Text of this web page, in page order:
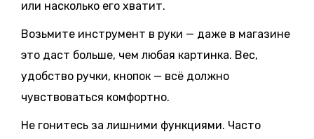
или насколько его хватит.
Возьмите инструмент в руки — даже в магазине
это даст больше, чем любая картинка. Вес,
удобство ручки, кнопок — всё должно
чувствоваться комфортно.
Не гонитесь за лишними функциями. Часто